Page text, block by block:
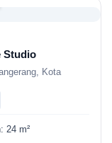
Studio
Kota
24 m²